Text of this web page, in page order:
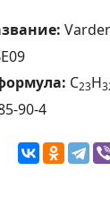
C23H3
90-4